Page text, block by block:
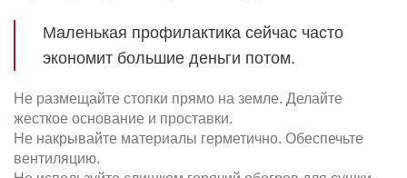
Маленькая профилактика сейчас часто
экономит большие деньги потом.
Не размещайте стопки прямо на земле. Делайте
жесткое основание и проставки.
Не накрывайте материалы герметично. Обеспечьте
вентиляцию.